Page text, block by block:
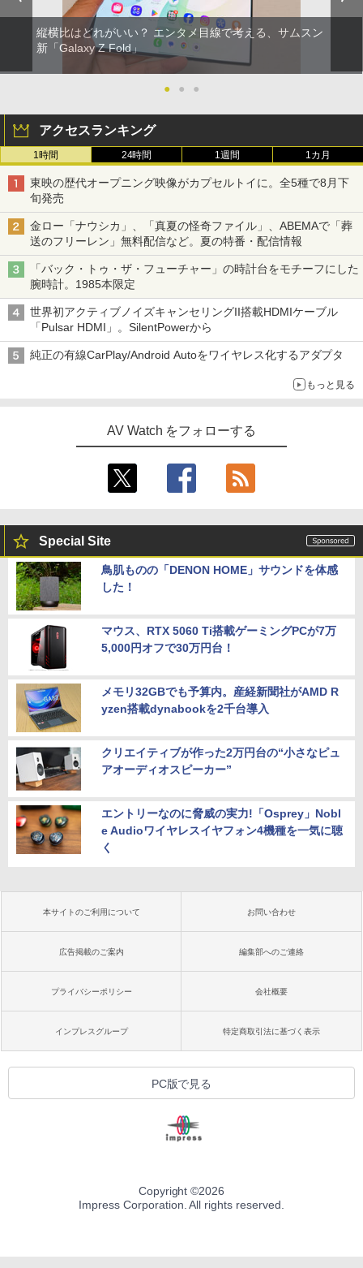
縦横比はどれがいい？ エンタメ目線で考える、サムスン
新「Galaxy Z Fold」
● ● ●
アクセスランキング
1時間 24時間 1週間 1カ月
東映の歴代オープニング映像がカプセルトイに。全5種で8月下
旬発売
金ロー「ナウシカ」、「真夏の怪奇ファイル」、ABEMAで「葬
送のフリーレン」無料配信など。夏の特番・配信情報
「バック・トゥ・ザ・フューチャー」の時計台をモチーフにした
腕時計。1985本限定
世界初アクティブノイズキャンセリングII搭載HDMIケーブル
「Pulsar HDMI」。SilentPowerから
純正の有線CarPlay/Android Autoをワイヤレス化するアダプタ
もっと見る
AV Watch をフォローする
Special Site
鳥肌ものの「DENON HOME」サウンドを体感
した！
マウス、RTX 5060 Ti搭載ゲーミングPCが7万
5,000円オフで30万円台！
メモリ32GBでも予算内。産経新聞社がAMD R
yzen搭載dynabookを2千台導入
クリエイティブが作った2万円台の“小さなピュ
アオーディオスピーカー”
エントリーなのに脅威の実力!「Osprey」Nobl
e Audioワイヤレスイヤフォン4機種を一気に聴
く
本サイトのご利用について お問い合わせ
広告掲載のご案内 編集部へのご連絡
プライバシーポリシー 会社概要
インプレスグループ 特定商取引法に基づく表示
PC版で見る
Copyright ©2026
Impress Corporation. All rights reserved.